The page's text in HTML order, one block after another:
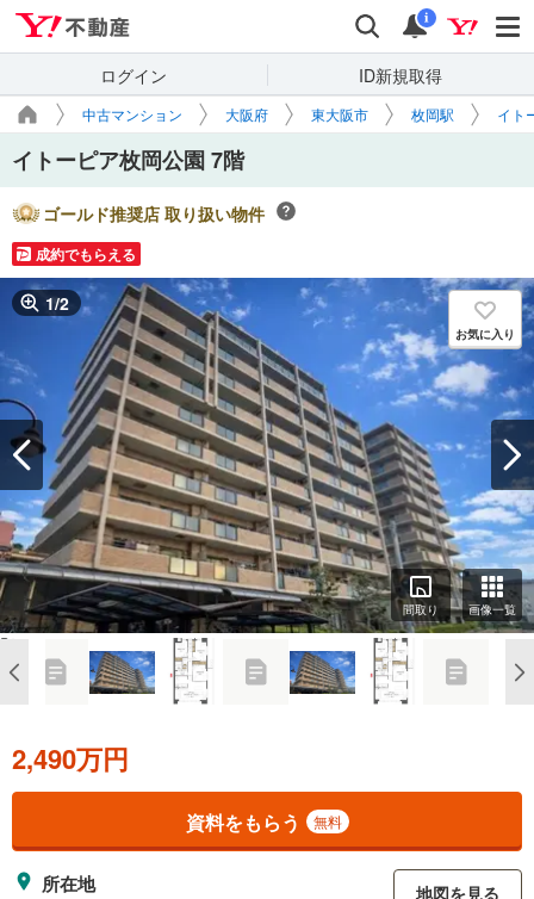
検索 通知
i
ログイン ID新規取得
中古マンション 大阪府 東大阪市 枚岡駅 イト
イトーピア枚岡公園 7階
ゴールド推奨店 取り扱い物件
成約でもらえる
1/2
お気に入り
間取り 画像一覧
2,490万円
資料をもらう 無料
所在地 地図を見る